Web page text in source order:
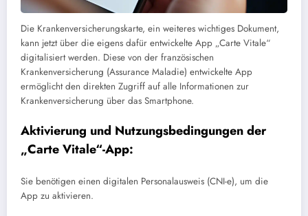
Die Krankenversicherungskarte, ein weiteres wichtiges Dokument,
kann jetzt über die eigens dafür entwickelte App „Carte Vitale“
digitalisiert werden. Diese von der französischen
Krankenversicherung (Assurance Maladie) entwickelte App
ermöglicht den direkten Zugriff auf alle Informationen zur
Krankenversicherung über das Smartphone.
Aktivierung und Nutzungsbedingungen der
„Carte Vitale“-App:
Sie benötigen einen digitalen Personalausweis (CNI-e), um die
App zu aktivieren.